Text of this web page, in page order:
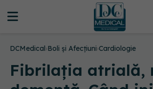
DCMedical›Boli și Afecțiuni›Cardiologie
Fibrilația atrială,